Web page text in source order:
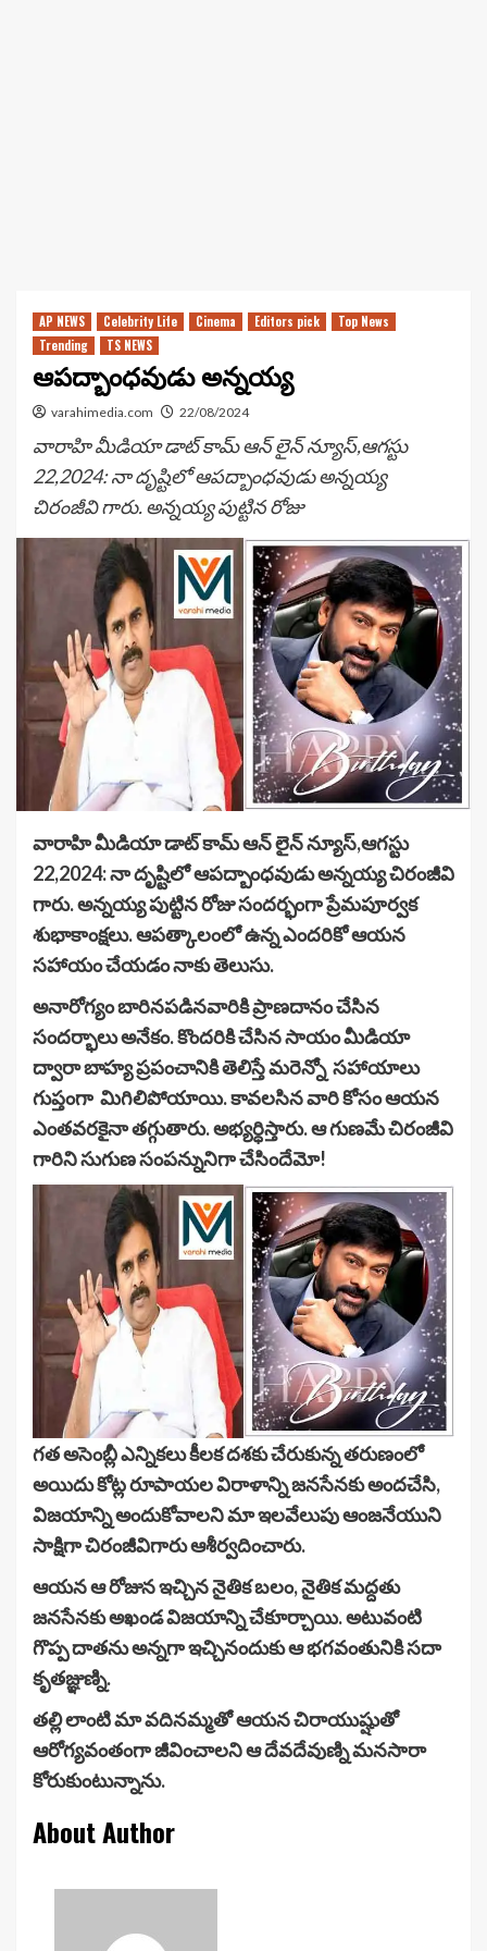
AP NEWS Celebrity Life Cinema Editors pick
Top News
Trending
TS NEWS
ఆపద్బాంధవుడు అన్నయ్య
varahimedia.com 22/08/2024
వారాహి మీడియా డాట్ కామ్ ఆన్ లైన్ న్యూస్,ఆగస్టు
22,2024: నా దృష్టిలో ఆపద్బాంధవుడు అన్నయ్య
చిరంజీవి గారు. అన్నయ్య పుట్టిన రోజు
వారాహి మీడియా డాట్ కామ్ ఆన్ లైన్ న్యూస్,ఆగస్టు
22,2024: నా దృష్టిలో ఆపద్బాంధవుడు అన్నయ్య చిరంజీవి
గారు. అన్నయ్య పుట్టిన రోజు సందర్భంగా ప్రేమపూర్వక
శుభాకాంక్షలు. ఆపత్కాలంలో ఉన్న ఎందరికో ఆయన
సహాయం చేయడం నాకు తెలుసు.
అనారోగ్యం బారినపడినవారికి ప్రాణదానం చేసిన
సందర్భాలు అనేకం. కొందరికి చేసిన సాయం మీడియా
ద్వారా బాహ్య ప్రపంచానికి తెలిస్తే మరెన్నో సహాయాలు
గుప్తంగా మిగిలిపోయాయి. కావలసిన వారి కోసం ఆయన
ఎంతవరకైనా తగ్గుతారు. అభ్యర్ధిస్తారు. ఆ గుణమే చిరంజీవి
గారిని సుగుణ సంపన్నునిగా చేసిందేమో!
గత అసెంబ్లీ ఎన్నికలు కీలక దశకు చేరుకున్న తరుణంలో
అయిదు కోట్ల రూపాయల విరాళాన్ని జనసేనకు అందచేసి,
విజయాన్ని అందుకోవాలని మా ఇలవేలుపు ఆంజనేయుని
సాక్షిగా చిరంజీవిగారు ఆశీర్వదించారు.
ఆయన ఆ రోజున ఇచ్చిన నైతిక బలం, నైతిక మద్దతు
జనసేనకు అఖండ విజయాన్ని చేకూర్చాయి. అటువంటి
గొప్ప దాతను అన్నగా ఇచ్చినందుకు ఆ భగవంతునికి సదా
కృతజ్ఞుణ్ని.
తల్లి లాంటి మా వదినమ్మతో ఆయన చిరాయుష్షుతో
ఆరోగ్యవంతంగా జీవించాలని ఆ దేవదేవుణ్ని మనసారా
కోరుకుంటున్నాను.
About Author